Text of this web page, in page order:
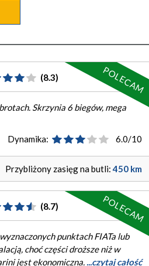
(8.3)
Skrzynia 6 biegów, mega
Dynamika: 6.0/10
Przybliżony zasięg na butli:450 km
POLECAM
(8.7)
punktach FIATa lub
choć części droższe niż w
jest ekonomiczna. ...czytaj całość
POLECAM